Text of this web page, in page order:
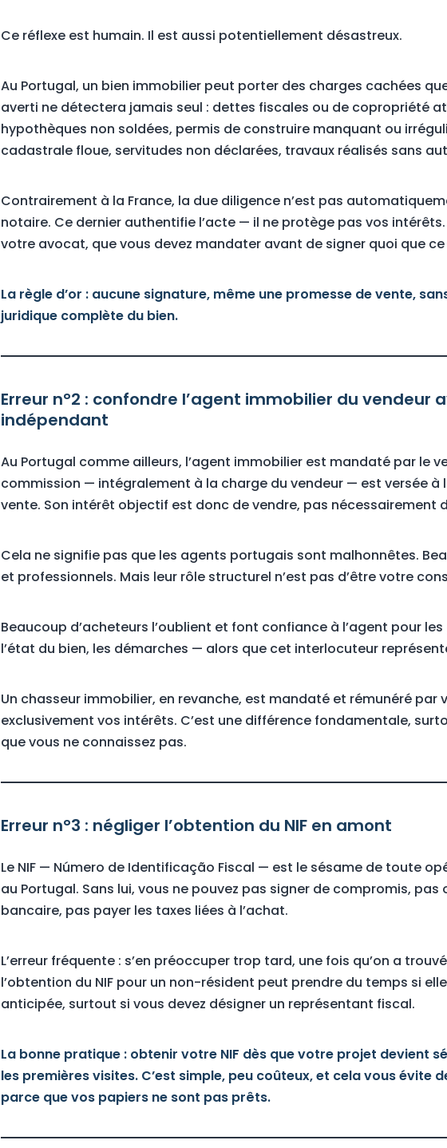
Ce réflexe est humain. Il est aussi potentiellement désastreux.
Au Portugal, un bien immobilier peut porter des charges cachées
averti ne détectera jamais seul : dettes fiscales ou de copropriété
hypothèques non soldées, permis de construire manquant ou
cadastrale floue, servitudes non déclarées, travaux réalisés sans
Contrairement à la France, la due diligence n’est pas
notaire. Ce dernier authentifie l’acte — il ne protège pas vos intérêts.
votre avocat, que vous devez mandater avant de signer quoi que
La règle d’or : aucune signature, même une promesse de vente,
juridique complète du bien.
Erreur n°2 : confondre l’agent immobilier du vendeur
indépendant
Au Portugal comme ailleurs, l’agent immobilier est mandaté par le
commission — intégralement à la charge du vendeur — est versée à
vente. Son intérêt objectif est donc de vendre, pas nécessairement
Cela ne signifie pas que les agents portugais sont malhonnêtes.
et professionnels. Mais leur rôle structurel n’est pas d’être votre
Beaucoup d’acheteurs l’oublient et font confiance à l’agent pour les
l’état du bien, les démarches — alors que cet interlocuteur
Un chasseur immobilier, en revanche, est mandaté et rémunéré par
exclusivement vos intérêts. C’est une différence fondamentale,
que vous ne connaissez pas.
Erreur n°3 : négliger l’obtention du NIF en amont
Le NIF — Número de Identificação Fiscal — est le sésame de toute
au Portugal. Sans lui, vous ne pouvez pas signer de compromis,
bancaire, pas payer les taxes liées à l’achat.
L’erreur fréquente : s’en préoccuper trop tard, une fois qu’on a
l’obtention du NIF pour un non-résident peut prendre du temps si
anticipée, surtout si vous devez désigner un représentant fiscal.
La bonne pratique : obtenir votre NIF dès que votre projet devient
les premières visites. C’est simple, peu coûteux, et cela vous évite
parce que vos papiers ne sont pas prêts.